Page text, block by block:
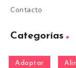
Contacto
Categorías
Adoptar